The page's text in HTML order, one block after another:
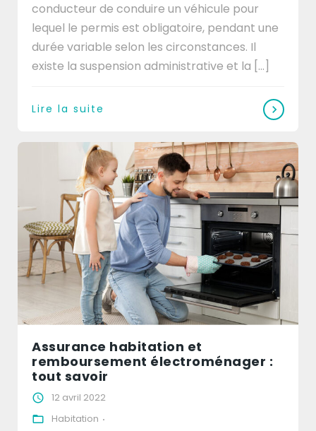
conducteur de conduire un véhicule pour
lequel le permis est obligatoire, pendant une
durée variable selon les circonstances. Il
existe la suspension administrative et la [...]
Lire la suite
Assurance habitation et
remboursement électroménager :
tout savoir
12 avril 2022
Habitation